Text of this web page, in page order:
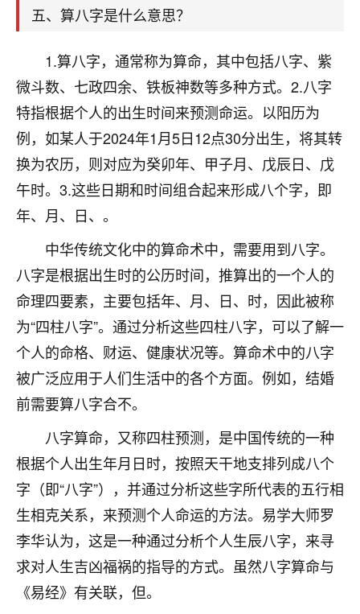
五、算八字是什么意思？
1.算八字，通常称为算命，其中包括八字、紫
微斗数、七政四余、铁板神数等多种方式。2.八字
特指根据个人的出生时间来预测命运。以阳历为
例，如某人于2024年1月5日12点30分出生，将其转
换为农历，则对应为癸卯年、甲子月、戊辰日、戊
午时。3.这些日期和时间组合起来形成八个字，即
年、月、日、。
中华传统文化中的算命术中，需要用到八字。
八字是根据出生时的公历时间，推算出的一个人的
命理四要素，主要包括年、月、日、时，因此被称
为“四柱八字”。通过分析这些四柱八字，可以了解一
个人的命格、财运、健康状况等。算命术中的八字
被广泛应用于人们生活中的各个方面。例如，结婚
前需要算八字合不。
八字算命，又称四柱预测，是中国传统的一种
根据个人出生年月日时，按照天干地支排列成八个
字（即“八字”），并通过分析这些字所代表的五行相
生相克关系，来预测个人命运的方法。易学大师罗
李华认为，这是一种通过分析个人生辰八字，来寻
求对人生吉凶福祸的指导的方式。虽然八字算命与
《易经》有关联，但。
太岁还有一个发钱粮，本来年前的人事调整，拖到年
职第一个就是我，职务无所谓，主要是底薪加了
3000，非常开心，无论如何，感恩感谢！🙏🏻
鹿森：恭喜升职加薪！！，请客吗？�
12小时前 来自北京 32
心心相印
我身体不太好，总是病病殃殃的，去检查又没什么大
题，后来无意中看到有人推荐慧来老师，跟老师聊过
之后，心情豁然开朗，也听老师建议，处理了一些因
果问题。今年以来，身体比以前好多，主要是心情好
了，老师说境随心转，现在深有体会了。
鹿森 ：是的，其实跟老师聊过之后，最大的感
触，首先就是心态会变好，万般皆是命，半点
不由人！
1天前 来自四川
金白水清
我也想找老师看看，有没有人给个联系方式的啊？
鹿森：慧来老师微信：gjsy0624
1天前 来自江西 12
青春168